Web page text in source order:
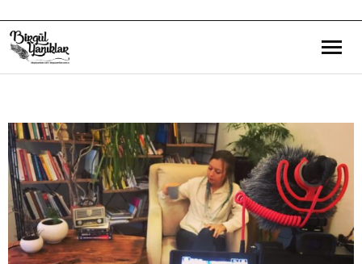
Eğitim Yazılarım
Gezi ve Kültür Yazılarım
Röportajlarım
Destek Olduğum Projeler